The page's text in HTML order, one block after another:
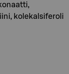
kolekalsiferoli